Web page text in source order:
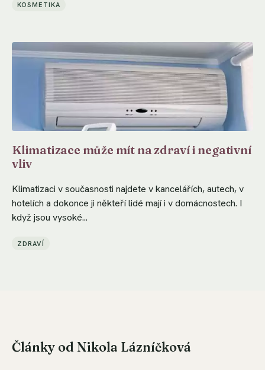
KOSMETIKA
Klimatizace může mít na zdraví i negativní
vliv
Klimatizaci v současnosti najdete v kancelářích, autech, v
hotelích a dokonce ji někteří lidé mají i v domácnostech. I
když jsou vysoké...
ZDRAVÍ
Články od Nikola Lázníčková